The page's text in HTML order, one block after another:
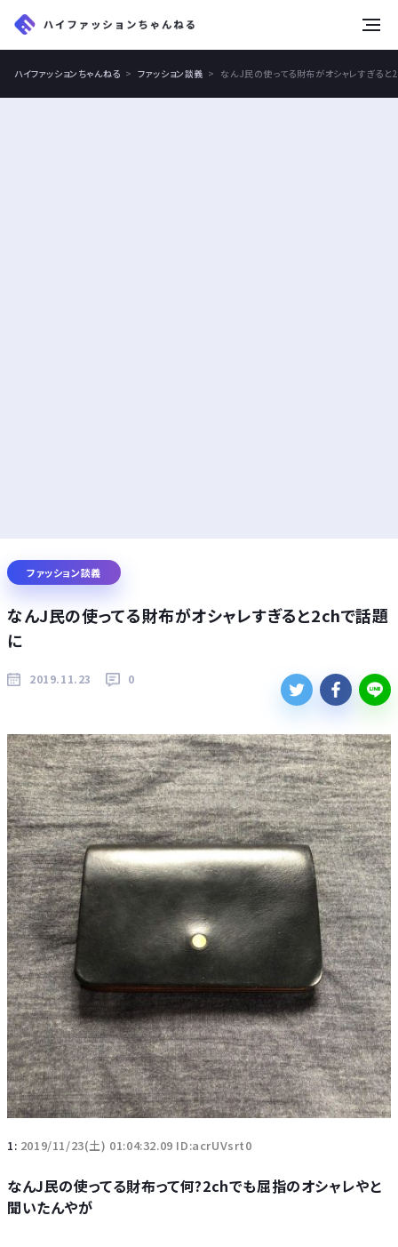
ハイファッションちゃんねる ファッション談義 なんJ民の使ってる財布がオシャレすぎる
ファッション談義
なんJ民の使ってる財布がオシャレすぎると2chで話題
に
2019.11.23 0
1: 2019/11/23(土) 01:04:32.09 ID:acrUVsrt0
なんJ民の使ってる財布って何?2chでも屈指のオシャレやと
聞いたんやが